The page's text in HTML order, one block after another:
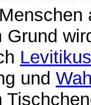
Grund
Levitikus
und